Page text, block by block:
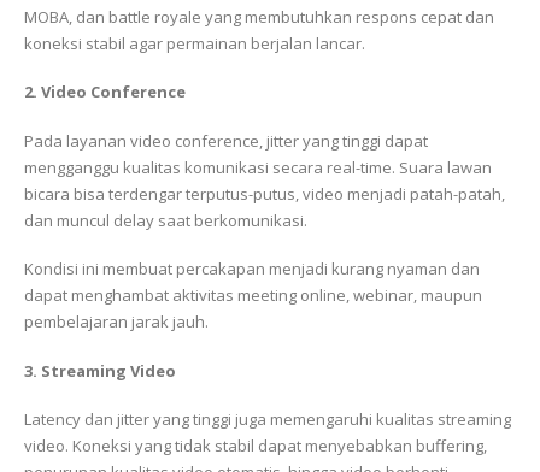
MOBA, dan battle royale yang membutuhkan respons cepat dan
koneksi stabil agar permainan berjalan lancar.
2. Video Conference
Pada layanan video conference, jitter yang tinggi dapat
mengganggu kualitas komunikasi secara real-time. Suara lawan
bicara bisa terdengar terputus-putus, video menjadi patah-patah,
dan muncul delay saat berkomunikasi.
Kondisi ini membuat percakapan menjadi kurang nyaman dan
dapat menghambat aktivitas meeting online, webinar, maupun
pembelajaran jarak jauh.
3. Streaming Video
Latency dan jitter yang tinggi juga memengaruhi kualitas streaming
video. Koneksi yang tidak stabil dapat menyebabkan buffering,